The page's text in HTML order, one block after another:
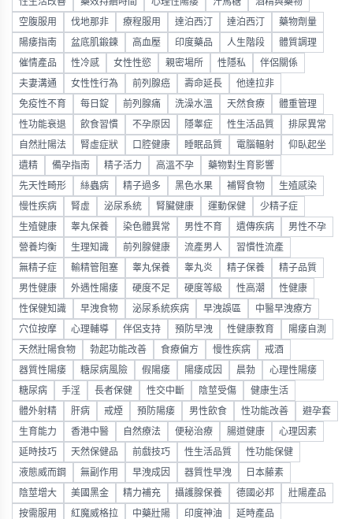
空腹服用 伐地那非 療程服用 達泊西汀 達泊西汀 藥物劑量
陽痿指南 盆底肌鍛鍊 高血壓 印度藥品 人生階段 體質調理
催情產品 性冷感 女性性慾 親密場所 性隱私 伴侶關係
夫妻溝通 女性性行為 前列腺癌 壽命延長 他達拉非
免疫性不育 每日錠 前列腺痛 洗澡水溫 天然食療 體重管理
性功能衰退 飲食習慣 不孕原因 隱睾症 性生活品質 排尿異常
自然壯陽法 腎虛症狀 口腔健康 睡眠品質 電腦輻射 仰臥起坐
遺精 備孕指南 精子活力 高溫不孕 藥物對生育影響
先天性畸形 絲蟲病 精子過多 黑色水果 補腎食物 生殖感染
慢性疾病 腎虛 泌尿系統 腎臟健康 運動保健 少精子症
生殖健康 睾丸保養 染色體異常 男性不育 遺傳疾病 男性不孕
營養均衡 生理知識 前列腺健康 流產男人 習慣性流產
無精子症 輸精管阻塞 睾丸保養 睾丸炎 精子保養 精子品質
男性健康 外遇性陽痿 硬度不足 硬度等級 性高潮 性健康
性保健知識 早洩食物 泌尿系統疾病 早洩誤區 中醫早洩療方
穴位按摩 心理輔導 伴侶支持 預防早洩 性健康教育 陽痿自測
天然壯陽食物 勃起功能改善 食療偏方 慢性疾病 戒酒
器質性陽痿 糖尿病風險 假陽痿 陽痿成因 晨勃 心理性陽痿
糖尿病 手淫 長者保健 性交中斷 陰莖受傷 健康生活
體外射精 肝病 戒煙 預防陽痿 男性飲食 性功能改善 避孕套
生育能力 香港中醫 自然療法 便秘治療 腸道健康 心理因素
延時技巧 天然保健品 前戲技巧 性生活品質 性功能保健
液態威而鋼 無副作用 早洩成因 器質性早洩 日本藤素
陰莖增大 美國黑金 精力補充 攝護腺保養 德國必邦 壯陽產品
按需服用 紅魔威格拉 中藥壯陽 印度神油 延時產品